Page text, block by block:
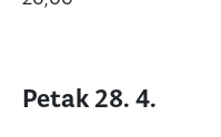
Petak 28. 4.